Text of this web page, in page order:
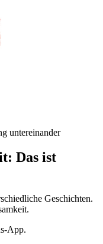
untereinander
Das ist
Geschichten.
App.